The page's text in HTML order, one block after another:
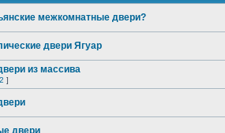
межкомнатные двери?
двери Ягуар
из массива
2 ]
двери